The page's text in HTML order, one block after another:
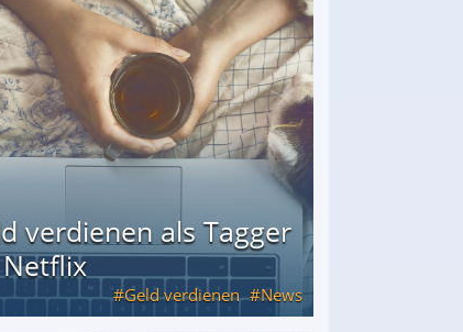
verdienen als Tagger
Geld verdienen News